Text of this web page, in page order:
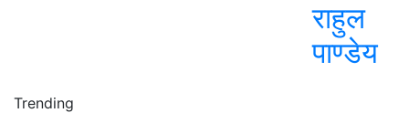
राहुल
पाण्डेय
Trending